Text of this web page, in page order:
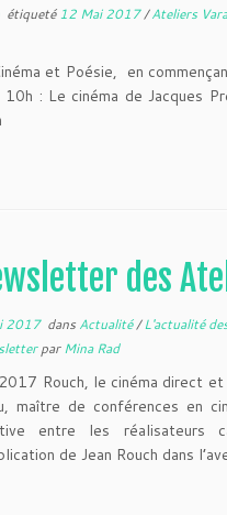
étiqueté12 Mai 2017/Ateliers
et Poésie, en
: Le cinéma de Jacques
des
2017dans Actualité/L'actualité
parMina Rad
Rouch, le cinéma direct et
maître de conférences en
entre les réalisateurs
de Jean Rouch dans